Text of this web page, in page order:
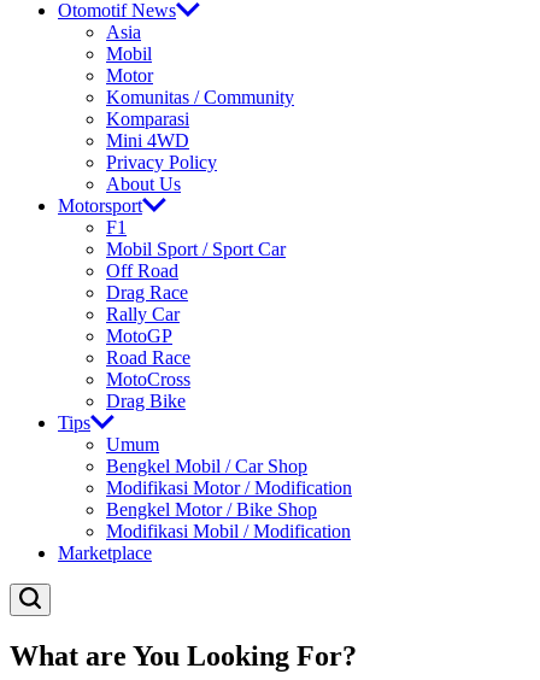
Otomotif News
Asia
Mobil
Motor
Komunitas / Community
Komparasi
Mini 4WD
Privacy Policy
About Us
Motorsport
F1
Mobil Sport / Sport Car
Off Road
Drag Race
Rally Car
MotoGP
Road Race
MotoCross
Drag Bike
Tips
Umum
Bengkel Mobil / Car Shop
Modifikasi Motor / Modification
Bengkel Motor / Bike Shop
Modifikasi Mobil / Modification
Marketplace
What are You Looking For?